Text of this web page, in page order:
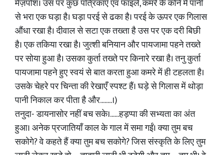
मेज़पोश। उस पर कुछ पत्रिकाएँ एवं फाइलें, कमरे के कोने में पानी
से भरा एक घड़ा है। घड़ा परई से ढका है। परई के ऊपर एक गिलास
औंधा रखा है। दीवाल से सटा एक तख्ता है उस पर एक दरी बिछी
है। एक तकिया रखा है। जुत्शी बनियान और पायजामा पहने तख्ते
पर सोया हुआ है। उसका कुर्ता तख्ते पर किनारे रखा है। तनु कुर्ता
पायजामा पहने हुए स्वयं से बात करता हुआ कमरे में ही टहलता है।
उसके चेहरे पर चिन्ता की रेखाएँ स्पश्ट हैं। घड़े से गिलास में थोड़ा
पानी निकाल कर पीता है और........।)
तनुदा- डायनासोर नहीं बच सके।......हड़प्पा की सभ्यता का अंत
हुआ। अनेक प्रजातियाँ काल के गाल में समा गईं। क्या तुम बच
सकोगे? वे कहते हैं क्या तुम बच सकोगे? जिस संस्कृति के लिए तुम